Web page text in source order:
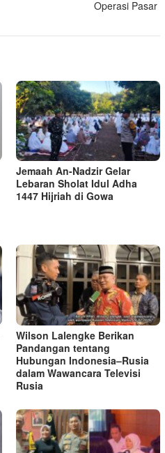
Operasi Pasar
Jemaah An-Nadzir Gelar
Lebaran Sholat Idul Adha
1447 Hijriah di Gowa
Wilson Lalengke Berikan
Pandangan tentang
Hubungan Indonesia–Rusia
dalam Wawancara Televisi
Rusia